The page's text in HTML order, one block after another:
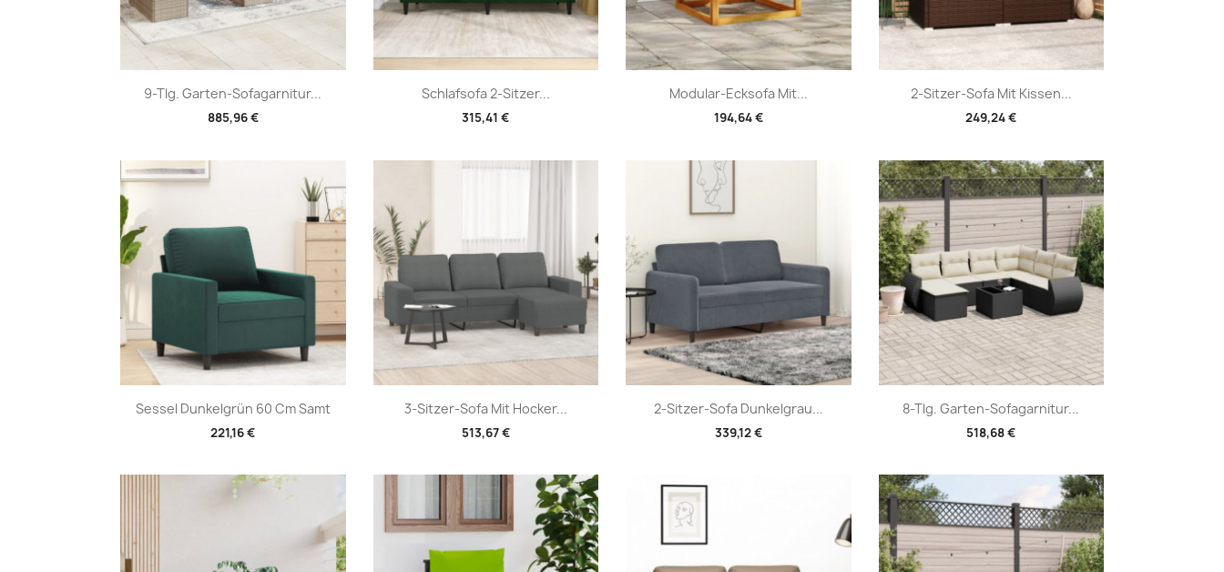
9-Tlg. Garten-Sofagarnitur...
885,96 €
Vorschau Schlafsofa 2-Sitzer...
315,41 €
Vorschau Modular-Ecksofa Mit...
194,64 €
Vorschau 2-Sitzer-Sofa Mit Kissen...
249,24 €
Vorschau
Sessel Dunkelgrün 60 Cm Samt
221,16 €
Vorschau 3-Sitzer-Sofa Mit Hocker...
513,67 €
Vorschau 2-Sitzer-Sofa Dunkelgrau...
339,12 €
Vorschau 8-Tlg. Garten-Sofagarnitur...
518,68 €
Vorschau